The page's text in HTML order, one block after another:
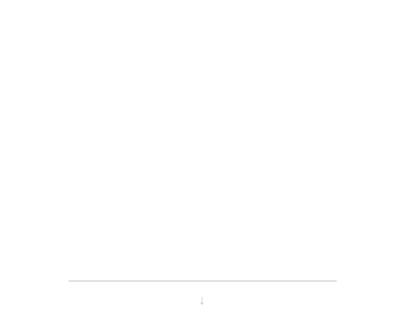
───────────────────────────
↓